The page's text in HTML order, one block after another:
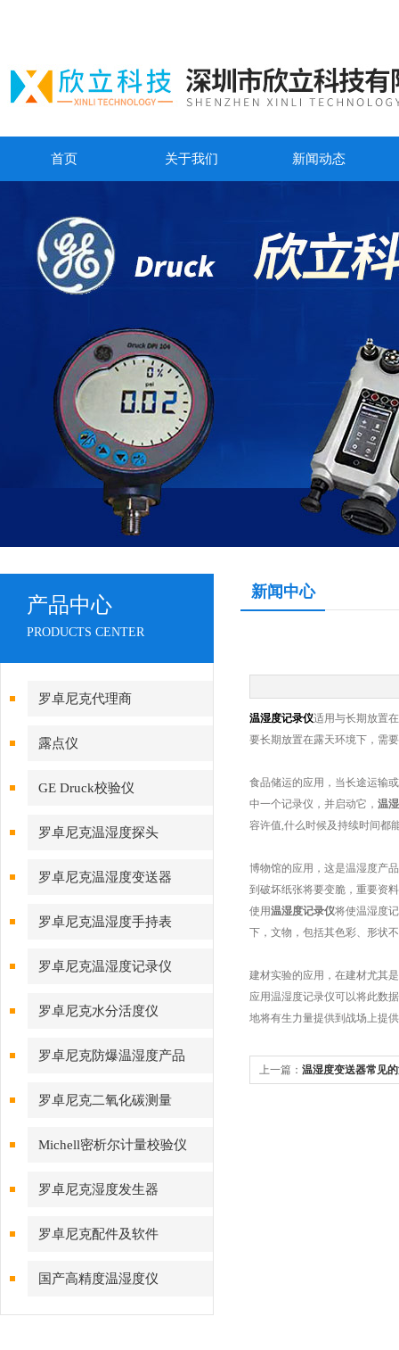
首页 关于我们 新闻动态
产品中心
PRODUCTS CENTER
罗卓尼克代理商
露点仪
GE Druck校验仪
罗卓尼克温湿度探头
罗卓尼克温湿度变送器
罗卓尼克温湿度手持表
罗卓尼克温湿度记录仪
罗卓尼克水分活度仪
罗卓尼克防爆温湿度产品
罗卓尼克二氧化碳测量
Michell密析尔计量校验仪
罗卓尼克湿度发生器
罗卓尼克配件及软件
国产高精度温湿度仪
新闻中心
温湿度记录仪适用与长期放置
要长期放置在露天环境下，需
食品储运的应用，当长途运输
中一个记录仪，并启动它， 温
容许值,什么时候及持续时间都
博物馆的应用，这是温湿度产
到破坏纸张将要变脆，重要资
使用温湿度记录仪将使温湿度
下，文物，包括其色彩、形状
建材实验的应用，在建材尤其
应用温湿度记录仪可以将此数
地将有生力量提供到战场上提
上一篇： 温湿度变送器常见